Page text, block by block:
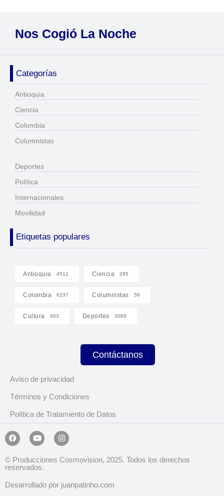
Nos Cogió La Noche
Categorías
Antioquia
Ciencia
Colombia
Columnistas
Deportes
Política
Internacionales
Movilidad
Etiquetas populares
Antioquia 4511 Ciencia 285
Colombia 6237 Columnistas 58
Cultura 403 Deportes 3069
Contáctanos
Aviso de privacidad
Términos y Condiciones
Política de Tratamiento de Datos
© Producciones Cosmovision, 2025. Todos los derechos
reservados.
Desarrollado por juanpatinho.com